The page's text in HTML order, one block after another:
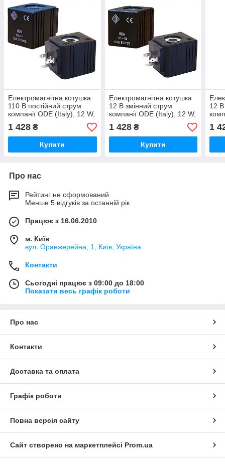
Електромагнітна котушка
110 В постійний струм
компанії ODE (Italy), 12 W,
36 мм x Ø13
1 428 ₴
Купити
Електромагнітна котушка
12 В змінний струм
компанії ODE (Italy), 12 W,
36 мм x Ø13
1 428₴
Купити
12 В
36
1
Про нас
Рейтинг не сформований
Менше 5 відгуків за останній рік
Працює з 16.06.2010
м. Київ
вул. Оранжерейна, 1, Київ, Україна
Контакти
Сьогодні працює з 09:00 до 18:00
Показати весь графік роботи
Про нас
Контакти
Доставка та оплата
Графік роботи
Повна версія сайту
Сайт створено на маркетплейсі Prom.ua